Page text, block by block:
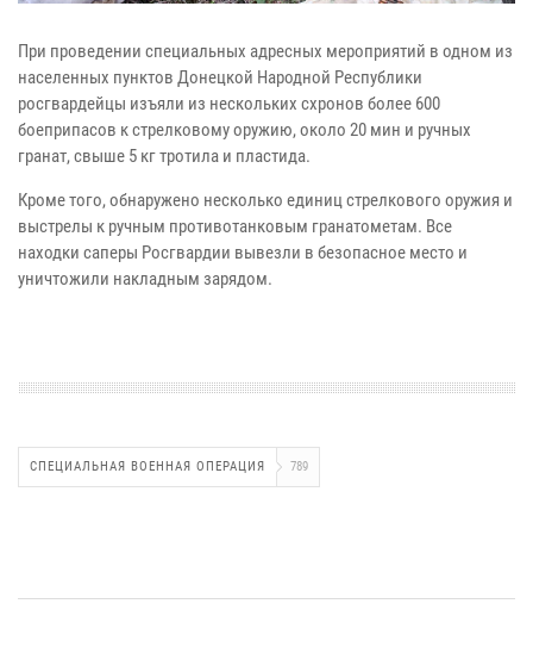
При проведении специальных адресных мероприятий в одном из
населенных пунктов Донецкой Народной Республики
росгвардейцы изъяли из нескольких схронов более 600
боеприпасов к стрелковому оружию, около 20 мин и ручных
гранат, свыше 5 кг тротила и пластида.
Кроме того, обнаружено несколько единиц стрелкового оружия и
выстрелы к ручным противотанковым гранатометам. Все
находки саперы Росгвардии вывезли в безопасное место и
уничтожили накладным зарядом.
СПЕЦИАЛЬНАЯ ВОЕННАЯ ОПЕРАЦИЯ 789